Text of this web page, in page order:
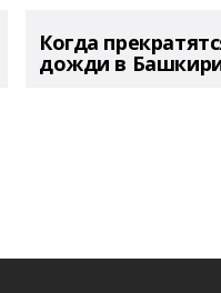
Когда
дожди в